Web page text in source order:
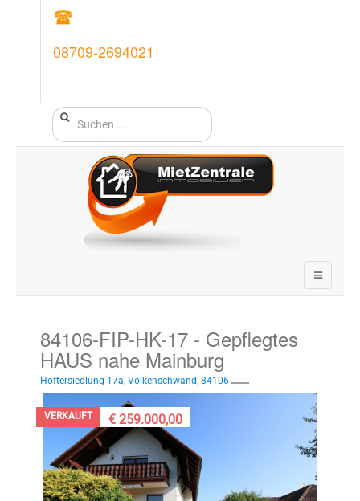
08709-2694021
84106-FIP-HK-17 - Gepflegtes
HAUS nahe Mainburg
Höftersiedlung 17a, Volkenschwand, 84106
VERKAUFT € 259.000,00